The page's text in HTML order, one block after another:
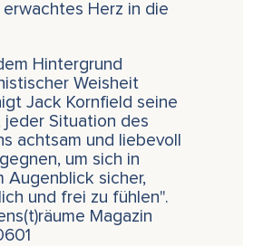
erwachtes Herz in die
Hintergrund
Weisheit
Jack Kornfield seine
jeder Situation des
achtsam und liebevoll
um sich in
Augenblick sicher,
und frei zu fühlen".
Magazin